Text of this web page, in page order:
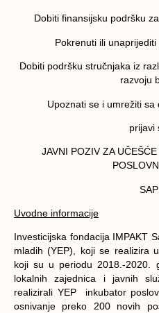
Dobiti finansijsku podršku
Pokrenuti ili
Dobiti podršku stručnjaka iz
razvoju
Upoznati se i umrežiti
prijavi
JAVNI POZIV ZA
Uvodne informacije
Investicijska fondacija IMPAKT
mladih (YEP), koji se realizira
koji su u periodu 2018.-2020.
lokalnih zajednica i javnih
realizirali YEP inkubator
osnivanje preko 200 novih